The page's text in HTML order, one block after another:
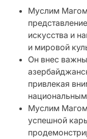
Муслим
искусства и
и мировой
Он внес
привлекая
Муслим
успешной